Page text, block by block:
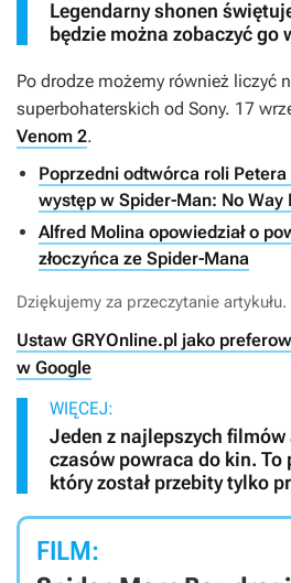
Legendarny shonen
będzie można zobaczyć go
Po drodze możemy również liczyć
superbohaterskich od Sony. 17
Venom 2.
Poprzedni odtwórca roli
występ w Spider-Man: No Way
Alfred Molina opowiedział o
złoczyńca ze Spider-Mana
Dziękujemy za przeczytanie artykułu.
Ustaw GRYOnline.pl jako
w Google
WIĘCEJ:
Jeden z najlepszych filmów
czasów powraca do kin. To
który został przebity tylko
FILM: